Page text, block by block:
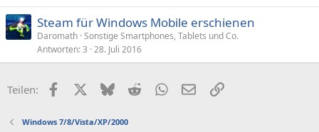
Steam für Windows Mobile erschienen
Daromath Sonstige Smartphones, Tablets und Co.
Antworten 3 28. Juli 2016
Teilen: FacebookX (Twitter)
BlueskyRedditWhatsApp
E-MailLink
Windows 7/8/Vista/XP/2000